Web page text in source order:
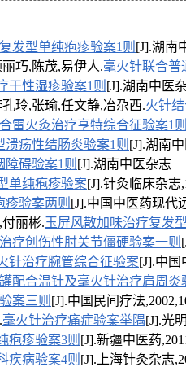
发型单纯疱疹验案1则 [J].湖南
巧,陈茂,易伊人.毫火针联合普
干性湿疹验案1则 [J].湖南中医
玲,张瑜,任文静,冶尕西.火针
雷火灸治疗亨特综合征验案1
疡性结肠炎验案1则 [J].湖南
碍验案1则 [J].湖南中医杂志
单纯疱疹验案[J].针灸临床杂志
疹验案两则 [J].中国中医药现代
丽彬.玉屏风散加味治疗复发
疗创伤性肘关节僵硬验案一则
针治疗腕管综合征验案[J].中国
配合温针及毫火针治疗肩周炎
案三则 [J].中国民间疗法
毫火针治疗痛症验案举隅[J].光
疱疹验案3则 [J].新疆中医药
疾病验案4则 [J].上海针灸杂志